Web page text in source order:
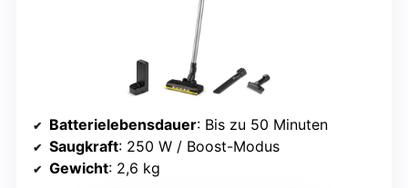
Batterielebensdauer: Bis zu 50 Minuten
Saugkraft: 250 W / Boost-Modus
Gewicht: 2,6 kg